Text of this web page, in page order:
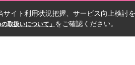
サイト利用状況把握、サービス向上検討
の取扱いについて」 をご確認ください。